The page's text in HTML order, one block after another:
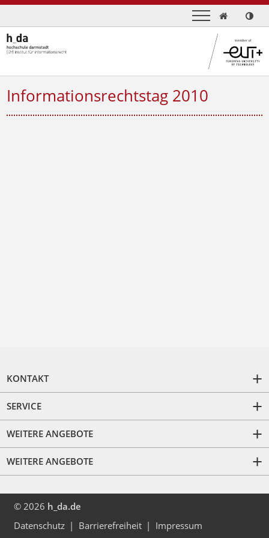

Informationsrechtstag 2010
KONTAKT
SERVICE
WEITERE ANGEBOTE
WEITERE ANGEBOTE
© 2026 h_da.de
Datenschutz
Barrierefreiheit Impressum